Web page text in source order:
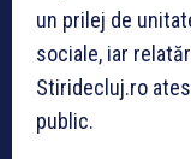
un prilej de
sociale, iar
Stiridecluj.ro
public.